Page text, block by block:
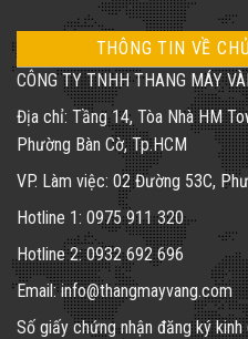
THÔNG TIN VỀ
CÔNG TY TNHH THANG MÁY
Địa chỉ: Tầng 14, Tòa Nhà HM
Phường Bàn Cờ, Tp.HCM
VP. Làm việc: 02 Đường 53C,
Hotline 1: 0975 911 320
Hotline 2: 0932 692 696
Email: info@thangmayvang.com
Số giấy chứng nhận đăng ký